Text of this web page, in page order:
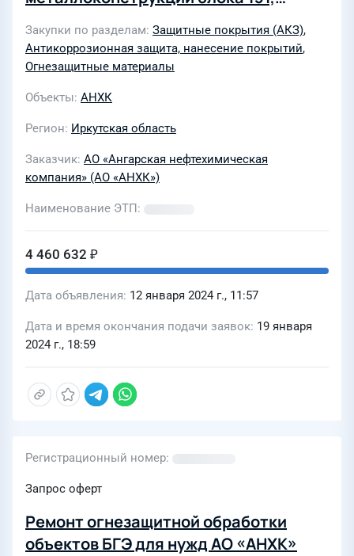
объекта 961 цеха 39/61 ПНХ, здания
установки Г-24 цеха 101 ПМ «АНХК»
Закупки по разделам Защитные покрытия (АКЗ),
Антикоррозионная защита, нанесение покрытий,
Огнезащитные материалы
Объекты АНХК
Регион Иркутская область
Заказчик АО «Ангарская нефтехимическая
компания» (АО «АНХК»)
Наименование ЭТП
4 460 632 ₽
Дата объявления 12 января 2024 г., 11:57
Дата и время окончания подачи заявок 19 января
2024 г., 18:59
Регистрационный номер
Запрос оферт
Ремонт огнезащитной обработки
объектов БГЭ для нужд АО «АНХК»